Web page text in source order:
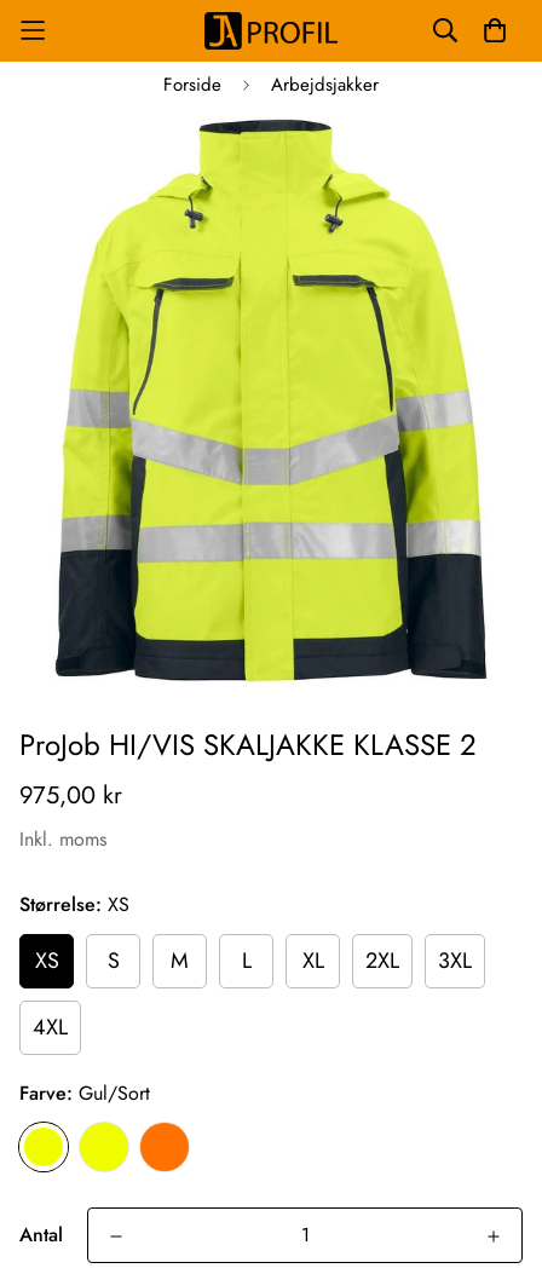
Forside Arbejdsjakker
ProJob HI/VIS SKALJAKKE KLASSE 2
975,00 kr
Inkl. moms
Størrelse: XS
XS S M L XL 2XL 3XL
4XL
Farve: Gul/Sort
Antal